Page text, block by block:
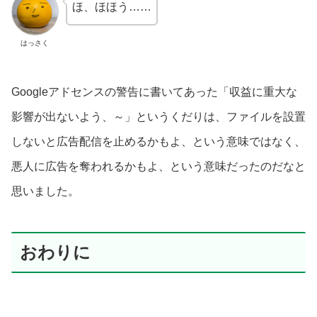
はっさく
ほ、ほほう……
Googleアドセンスの警告に書いてあった「収益に重大な
影響が出ないよう、～」というくだりは、ファイルを設置
しないと広告配信を止めるかもよ、という意味ではなく、
悪人に広告を奪われるかもよ、という意味だったのだなと
思いました。
おわりに